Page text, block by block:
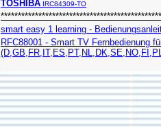
TOSHIBA IRC84309-TO
smart easy 1 learning -
RFC88001 - Smart TV Fernbedienung